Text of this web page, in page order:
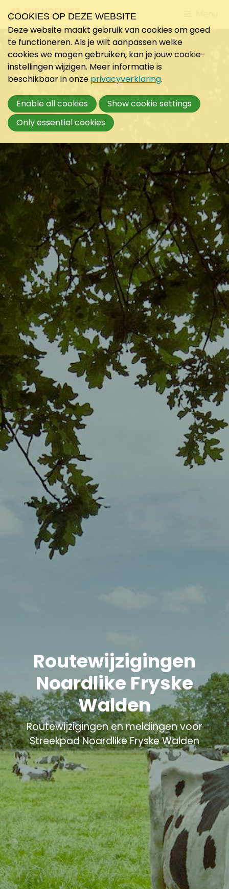
to
Routewijzigingen
Noardlike Fryske
Walden
Routewijzigingen en meldingen voor
Streekpad Noardlike Fryske Walden
COOKIES OP DEZE WEBSITE
Deze website maakt gebruik van cookies om goed
te functioneren. Als je wilt aanpassen welke
cookies we mogen gebruiken, kan je jouw cookie-
instellingen wijzigen. Meer informatie is
beschikbaar in onze privacyverklaring.
Enable all cookies
Show cookie settings
Only essential cookies